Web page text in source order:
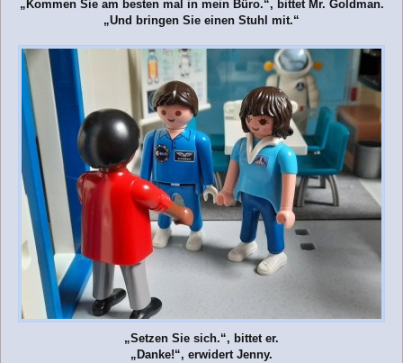
„Kommen Sie am besten mal in mein Büro.“, bittet Mr. Goldman.
„Und bringen Sie einen Stuhl mit.“
„Setzen Sie sich.“, bittet er.
„Danke!“, erwidert Jenny.